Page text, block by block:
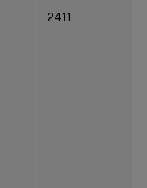
2411